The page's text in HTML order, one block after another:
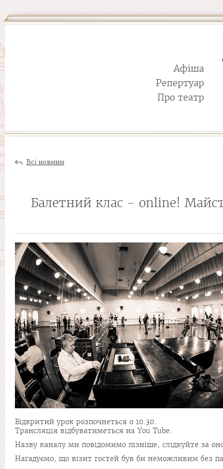
Афіша
Репертуар
Про театр
Всі новини
Балетний клас - online!
Відкритий урок розпочнеться о 10.30.
Трансляція відбуватиметься на You Tube.
Назву каналу ми повідомимо пізніше, слідкуйте за
Нагадуємо, що візит гостей був би неможливим без